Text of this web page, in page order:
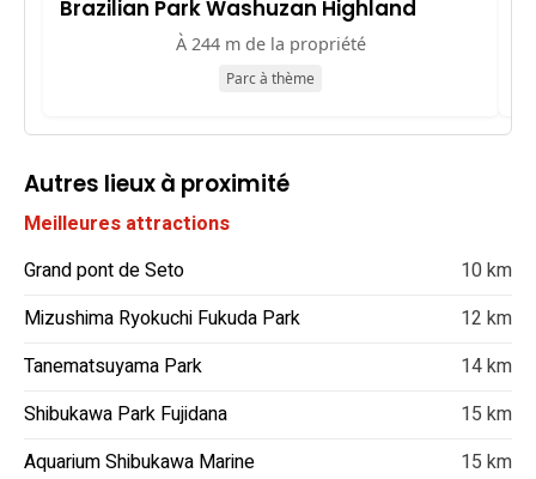
Brazilian Park Washuzan Highland
À 244 m de la propriété
Parc à thème
Autres lieux à proximité
Meilleures attractions
Grand pont de Seto
10 km
Mizushima Ryokuchi Fukuda Park
12 km
Tanematsuyama Park
14 km
Shibukawa Park Fujidana
15 km
Aquarium Shibukawa Marine
15 km